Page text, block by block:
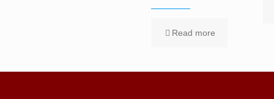
Read more